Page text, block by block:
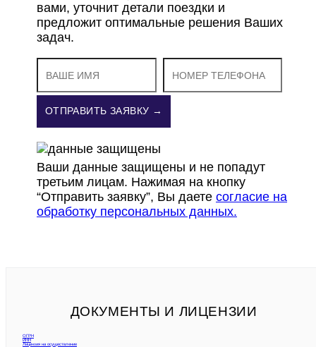
вами, уточнит детали поездки и
предложит оптимальные решения Ваших
задач.
ОТПРАВИТЬ ЗАЯВКУ →
Ваши данные защищены и не попадут
третьим лицам. Нажимая на кнопку
“Отправить заявку”, Вы даете согласие на
обработку персональных данных.
ДОКУМЕНТЫ И ЛИЦЕНЗИИ
ОГРН
ИНН
Лицензия на осуществление